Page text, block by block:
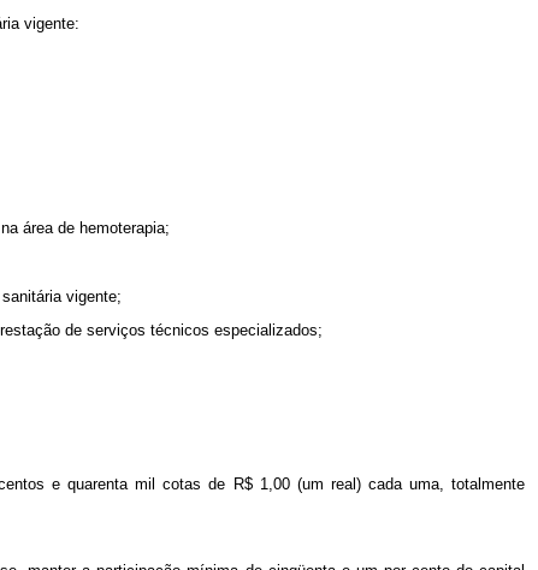
vigente:
área de hemoterapia;
vigente;
de serviços técnicos especializados;
e quarenta mil cotas de R$ 1,00 (um real) cada uma, totalmente